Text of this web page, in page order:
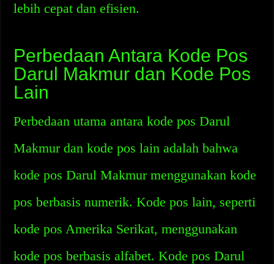
lebih cepat dan efisien.
Perbedaan Antara Kode Pos
Darul Makmur dan Kode Pos
Lain
Perbedaan utama antara kode pos Darul
Makmur dan kode pos lain adalah bahwa
kode pos Darul Makmur menggunakan kode
pos berbasis numerik. Kode pos lain, seperti
kode pos Amerika Serikat, menggunakan
kode pos berbasis alfabet. Kode pos Darul